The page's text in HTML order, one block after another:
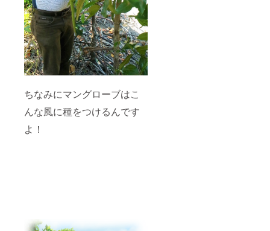
ちなみにマングローブはこ
んな風に種をつけるんです
よ！